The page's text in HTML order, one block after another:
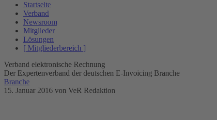
Startseite
Verband
Newsroom
Mitglieder
Lösungen
[ Mitgliederbereich ]
Verband elektronische Rechnung
Der Expertenverband der deutschen E-Invoicing Branche
Branche
15. Januar 2016 von VeR Redaktion